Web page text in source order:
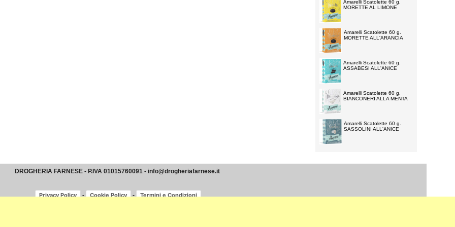
Amarelli Scatolette 60 g.
MORETTE AL LIMONE
Amarelli Scatolette 60 g.
MORETTE ALL'ARANCIA
Amarelli Scatolette 60 g.
ASSABESI ALL'ANICE
Amarelli Scatolette 60 g.
BIANCONERI ALLA MENTA
Amarelli Scatolette 60 g.
SASSOLINI ALL'ANICE
DROGHERIA FARNESE - P.IVA 01015760091 - info@drogheriafarnese.it
Privacy Policy - Cookie Policy -
Termini e Condizioni